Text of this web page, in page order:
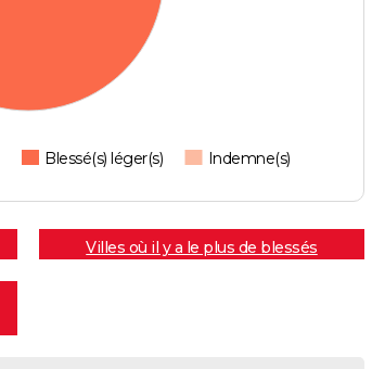
Blessé(s) léger(s) Indemne(s)
Villes où il y a le plus de blessés